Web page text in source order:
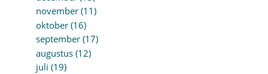
november (11)
oktober (16)
september (17)
augustus (12)
juli (19)